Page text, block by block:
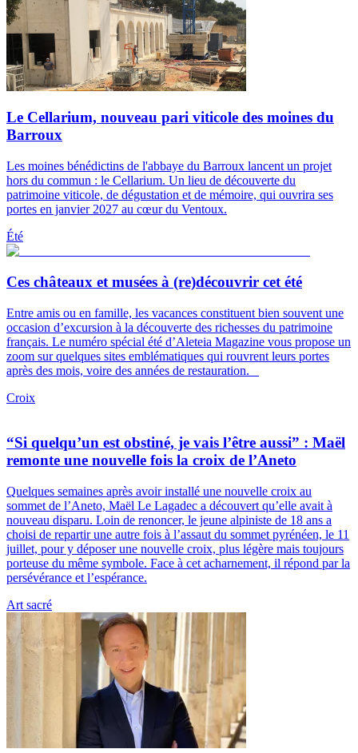
Le Cellarium, nouveau pari viticole des moines du
Barroux
Les moines bénédictins de l'abbaye du Barroux lancent un projet
hors du commun : le Cellarium. Un lieu de découverte du
patrimoine viticole, de dégustation et de mémoire, qui ouvrira ses
portes en janvier 2027 au cœur du Ventoux.
Été
Ces châteaux et musées à (re)découvrir cet été
Entre amis ou en famille, les vacances constituent bien souvent une
occasion d’excursion à la découverte des richesses du patrimoine
français. Le numéro spécial été d’Aleteia Magazine vous propose un
zoom sur quelques sites emblématiques qui rouvrent leurs portes
après des mois, voire des années de restauration.
Croix
“Si quelqu’un est obstiné, je vais l’être aussi” : Maël
remonte une nouvelle fois la croix de l’Aneto
Quelques semaines après avoir installé une nouvelle croix au
sommet de l’Aneto, Maël Le Lagadec a découvert qu’elle avait à
nouveau disparu. Loin de renoncer, le jeune alpiniste de 18 ans a
choisi de repartir une autre fois à l’assaut du sommet pyrénéen, le 11
juillet, pour y déposer une nouvelle croix, plus légère mais toujours
porteuse du même symbole. Face à cet acharnement, il répond par la
persévérance et l’espérance.
Art sacré